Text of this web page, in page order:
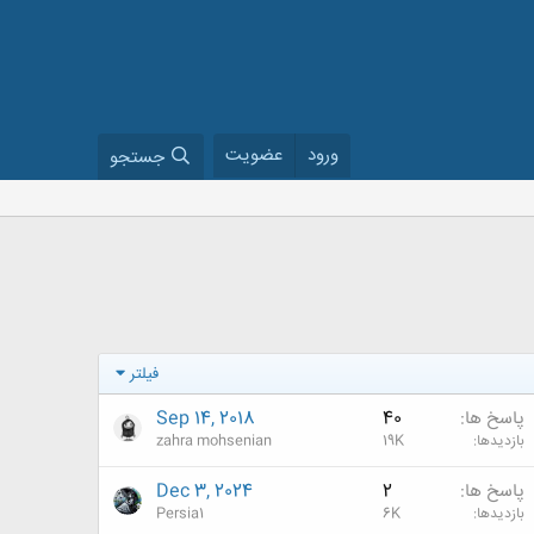
ورود عضویت جستجو
فیلتر
پاسخ ها 40
بازدیدها 19K
Sep 14, 2018
zahra mohsenian
پاسخ ها 2
بازدیدها 6K
Dec 3, 2024
Persia1